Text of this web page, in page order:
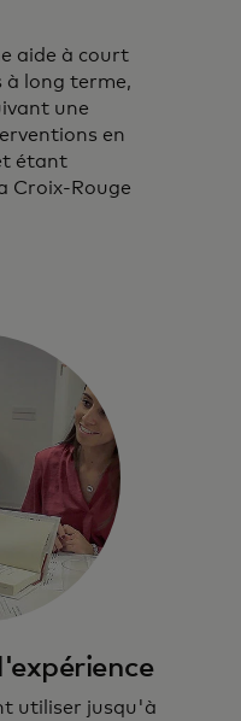
aide à court
à long terme,
une
en
étant
Croix-Rouge
utiliser jusqu'à